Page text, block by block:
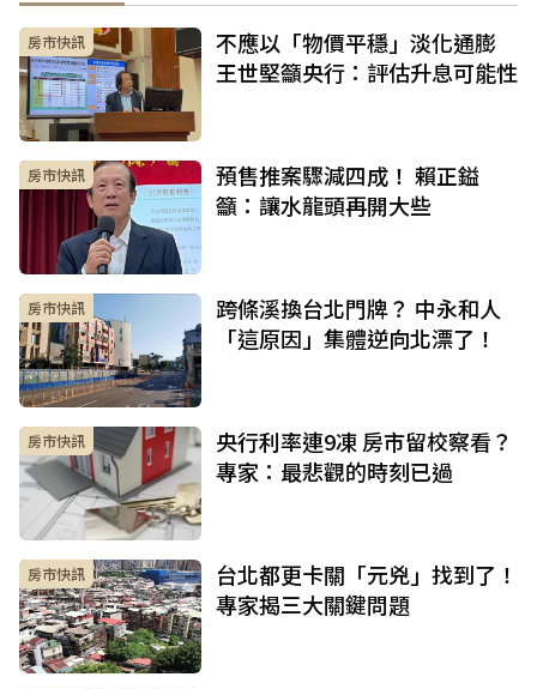
房市快訊
不應以「物價平穩」淡化通膨
王世堅籲央行：評估升息可能性
房市快訊
預售推案驟減四成！ 賴正鎰
籲：讓水龍頭再開大些
房市快訊
跨條溪換台北門牌？ 中永和人
「這原因」集體逆向北漂了！
房市快訊
央行利率連9凍 房市留校察看？
專家：最悲觀的時刻已過
房市快訊
台北都更卡關「元兇」找到了！
專家揭三大關鍵問題